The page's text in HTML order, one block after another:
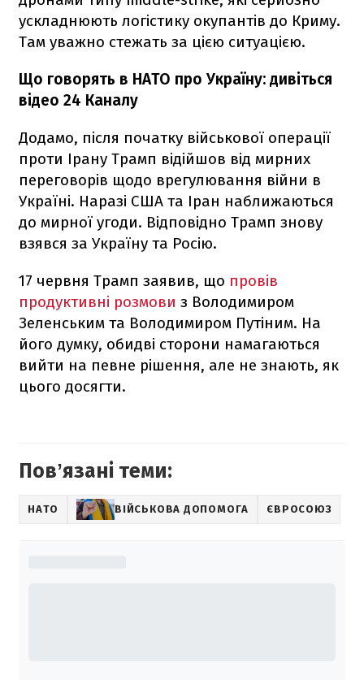
ускладнюють логістику окупантів до Криму.
Там уважно стежать за цією ситуацією.
Що говорять в НАТО про Україну: дивіться
відео 24 Каналу
Додамо, після початку військової операції
проти Ірану Трамп відійшов від мирних
переговорів щодо врегулювання війни в
Україні. Наразі США та Іран наближаються
до мирної угоди. Відповідно Трамп знову
взявся за Україну та Росію.
17 червня Трамп заявив, що провів
продуктивні розмови з Володимиром
Зеленським та Володимиром Путіним. На
його думку, обидві сторони намагаються
вийти на певне рішення, але не знають, як
цього досягти.
Повʼязані теми:
НАТО ВІЙСЬКОВА ДОПОМОГА ЄВРОСОЮЗ